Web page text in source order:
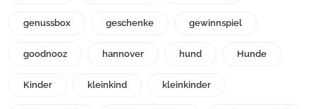
genussbox geschenke gewinnspiel
goodnooz hannover hund Hunde
Kinder kleinkind kleinkinder